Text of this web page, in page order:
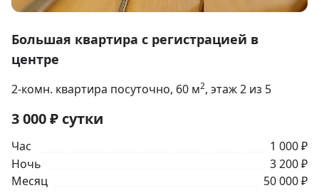
1
of
30
Большая квартира с регистрацией в
центре
2-комн. квартира посуточно, 60 м2, этаж 2 из 5
3 000₽ сутки
Час
1 000 ₽
Ночь
3 200 ₽
Месяц
50 000 ₽